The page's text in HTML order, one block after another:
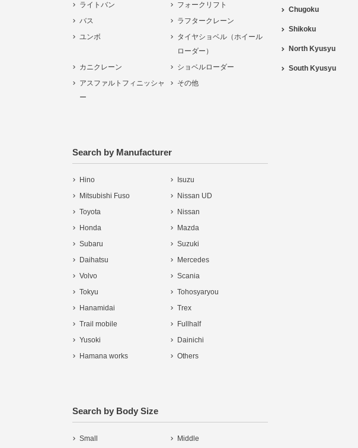
ライトバン
フォークリフト
バス
ラフタークレーン
ユンボ
タイヤショベル（ホイール
ローダー）
カニクレーン
ショベルローダー
アスファルトフィニッシャ
ー
その他
Search by Manufacturer
Hino
Isuzu
Mitsubishi Fuso
Nissan UD
Toyota
Nissan
Honda
Mazda
Subaru
Suzuki
Daihatsu
Mercedes
Volvo
Scania
Tokyu
Tohosyaryou
Hanamidai
Trex
Trail mobile
Fullhalf
Yusoki
Dainichi
Hamana works
Others
Search by Body Size
Small Middle
Chugoku
Shikoku
North Kyusyu
South Kyusyu